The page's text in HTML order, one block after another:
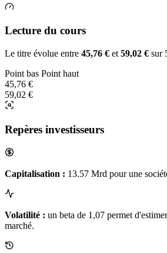
Lecture du cours
Le titre évolue entre 45,76 € et 59,02 € sur
Point bas Point haut
45,76 €
59,02 €
Repères investisseurs
Capitalisation : 13.57 Mrd pour une
Volatilité : un beta de 1,07 permet
marché.